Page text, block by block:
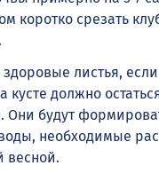
коротко срезать
здоровые листья,
кусте должно
Они будут
необходимые
весной.